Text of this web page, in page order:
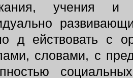
учения и
д ействовать с
словами, с